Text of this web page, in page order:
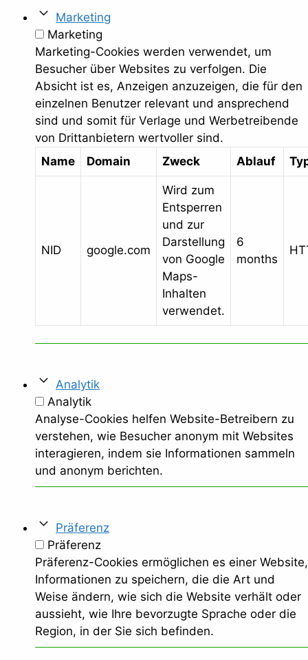
Marketing
Marketing
Marketing-Cookies werden verwendet, um
Besucher über Websites zu verfolgen. Die
Absicht ist es, Anzeigen anzuzeigen, die für den
einzelnen Benutzer relevant und ansprechend
sind und somit für Verlage und Werbetreibende
von Drittanbietern wertvoller sind.
Name
Domain Zweck Ablauf
NID google.com
Wird zum
Entsperren
und zur
Darstellung
von Google
Maps-
Inhalten
verwendet.
6
months
Analytik
Analytik
Analyse-Cookies helfen Website-Betreibern zu
verstehen, wie Besucher anonym mit Websites
interagieren, indem sie Informationen sammeln
und anonym berichten.
Präferenz
Präferenz
Präferenz-Cookies ermöglichen es einer Website,
Informationen zu speichern, die die Art und
Weise ändern, wie sich die Website verhält oder
aussieht, wie Ihre bevorzugte Sprache oder die
Region, in der Sie sich befinden.